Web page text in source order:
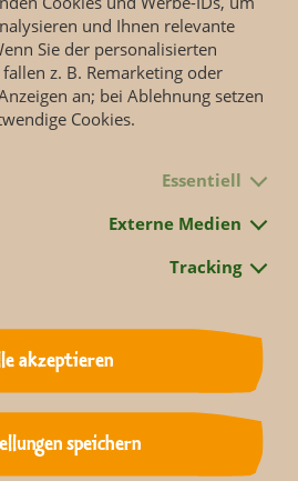
Kanal von „Elefant, Tiger &
der KiKA auf Facebook mit
und Bildern der Kids auf die
und Ihnen relevante
Sie der personalisierten
z. B. Remarketing oder
an; bei Ablehnung setzen
Cookies.
Essentiell
Externe Medien
Tracking
akzeptieren
speichern